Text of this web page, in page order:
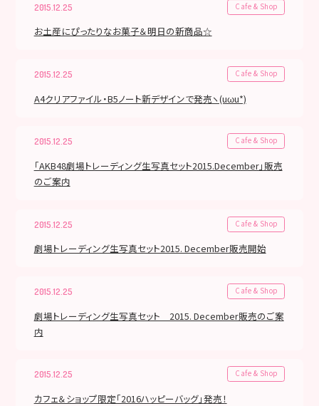
2015.12.25 Cafe & Shop
お土産にぴったりなお菓子＆明日の新商品☆
2015.12.25 Cafe & Shop
A4クリアファイル・B5ノート新デザインで発売ヽ(uωu*)
2015.12.25 Cafe & Shop
「AKB48劇場トレーディング生写真セット2015.December」販売
のご案内
2015.12.25 Cafe & Shop
劇場トレーディング生写真セット2015. December販売開始
2015.12.25 Cafe & Shop
劇場トレーディング生写真セット 2015. December販売のご案
内
2015.12.25 Cafe & Shop
カフェ＆ショップ限定「2016ハッピーバッグ」発売！